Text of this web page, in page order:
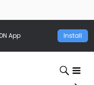
App Install